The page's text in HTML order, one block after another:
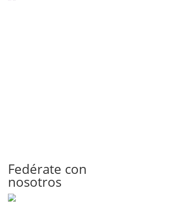
Fedérate con
nosotros